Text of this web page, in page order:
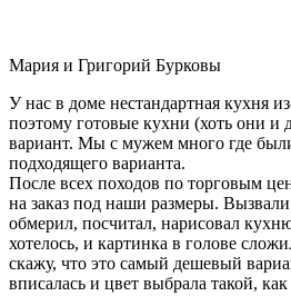
Мария и Григорий Бурковы
У нас в доме нестандартная кухня
поэтому готовые кухни (хоть они
вариант. Мы с мужем много где
подходящего варианта.
После всех походов по торговым
на заказ под наши размеры.
обмерил, посчитал, нарисовал
хотелось, и картинка в голове
скажу, что это самый дешевый
вписалась и цвет выбрала такой,